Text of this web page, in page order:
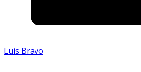
Luis Bravo